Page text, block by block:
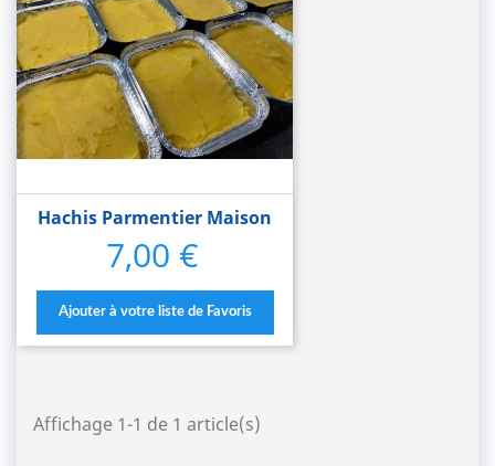
Hachis Parmentier Maison
Prix
7,00 €
Ajouter à votre liste de Favoris
Affichage 1-1 de 1 article(s)